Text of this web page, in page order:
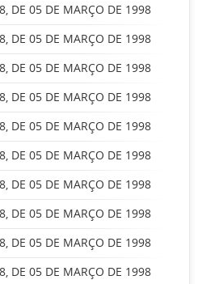
DE 05 DE MARÇO DE 1998
DE 05 DE MARÇO DE 1998
DE 05 DE MARÇO DE 1998
DE 05 DE MARÇO DE 1998
DE 05 DE MARÇO DE 1998
DE 05 DE MARÇO DE 1998
DE 05 DE MARÇO DE 1998
DE 05 DE MARÇO DE 1998
DE 05 DE MARÇO DE 1998
DE 05 DE MARÇO DE 1998